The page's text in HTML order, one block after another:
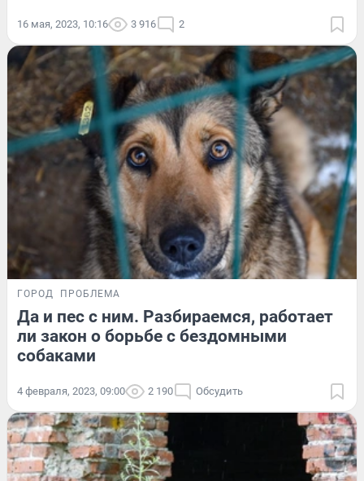
16 мая, 2023, 10:16 3 916 2
ГОРОД ПРОБЛЕМА
Да и пес с ним. Разбираемся, работает
ли закон о борьбе с бездомными
собаками
4 февраля, 2023, 09:00 2 190 Обсудить